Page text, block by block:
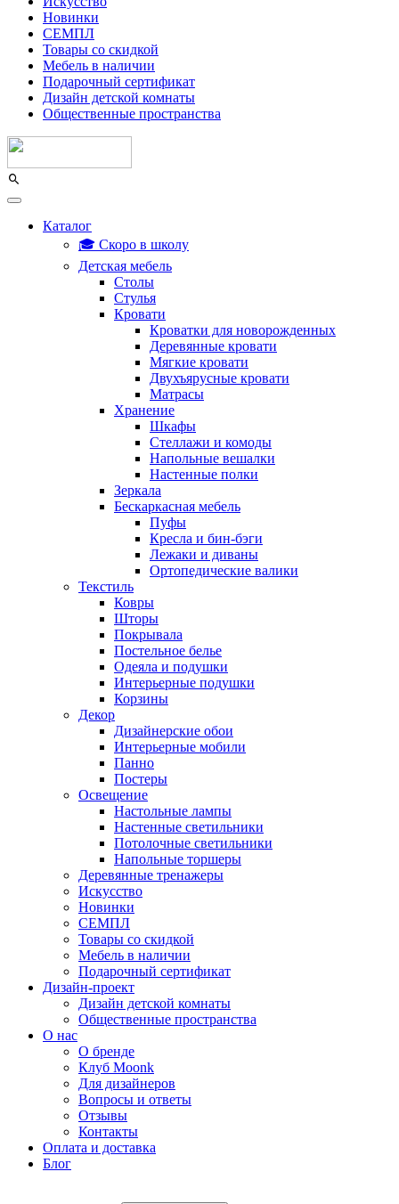
Новинки
СЕМПЛ
Товары со скидкой
Мебель в наличии
Подарочный сертификат
Дизайн детской комнаты
Общественные пространства
Каталог
🎓 Скоро в школу
Детская мебель
Столы
Стулья
Кровати
Кроватки для новорожденных
Деревянные кровати
Мягкие кровати
Двухъярусные кровати
Матрасы
Хранение
Шкафы
Стеллажи и комоды
Напольные вешалки
Настенные полки
Зеркала
Бескаркасная мебель
Пуфы
Кресла и бин-бэги
Лежаки и диваны
Ортопедические валики
Текстиль
Ковры
Шторы
Покрывала
Постельное белье
Одеяла и подушки
Интерьерные подушки
Корзины
Декор
Дизайнерские обои
Интерьерные мобили
Панно
Постеры
Освещение
Настольные лампы
Настенные светильники
Потолочные светильники
Напольные торшеры
Деревянные тренажеры
Искусство
Новинки
СЕМПЛ
Товары со скидкой
Мебель в наличии
Подарочный сертификат
Дизайн-проект
Дизайн детской комнаты
Общественные пространства
О нас
О бренде
Клуб Moonk
Для дизайнеров
Вопросы и ответы
Отзывы
Контакты
Оплата и доставка
Блог